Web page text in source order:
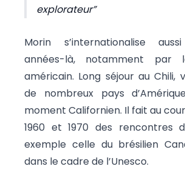
explorateur
Morin s’internationalise
années-là, notamment par
américain. Long séjour au Chili,
de nombreux pays
moment Californien. Il fait au
1960 et 1970 des rencontres
exemple celle du brésilien
dans le cadre de l’Unesco.